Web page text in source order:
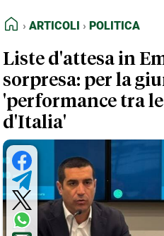
FEED RSS
NORMATIVE
TERMINI e CONDIZIONI
HOME
ARTICOLI POLITICA
Liste d'attesa in
sorpresa: per la
'performance tra
d'Italia'